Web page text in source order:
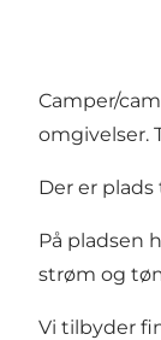
Camper/
omgivelser.
Der er
På pladsen
strøm og
Vi tilbyder